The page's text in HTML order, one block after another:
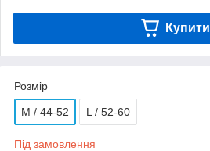
Купити
Розмір
M / 44-52 L / 52-60
Під замовлення